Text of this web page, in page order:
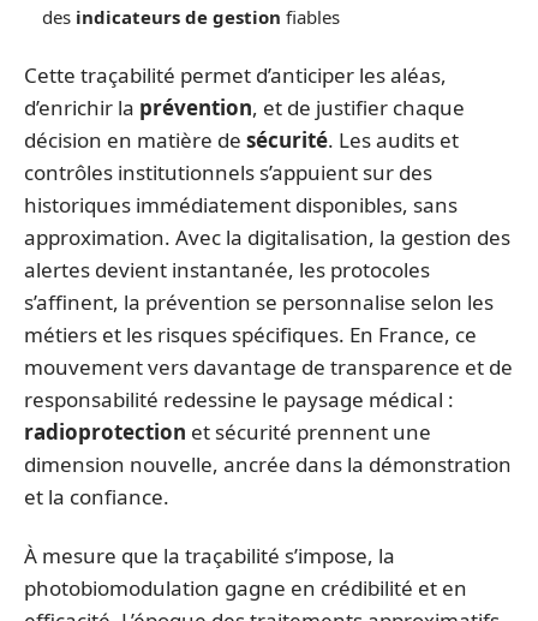
des indicateurs de gestion fiables
Cette traçabilité permet d’anticiper les aléas,
d’enrichir la prévention, et de justifier chaque
décision en matière de sécurité. Les audits et
contrôles institutionnels s’appuient sur des
historiques immédiatement disponibles, sans
approximation. Avec la digitalisation, la gestion des
alertes devient instantanée, les protocoles
s’affinent, la prévention se personnalise selon les
métiers et les risques spécifiques. En France, ce
mouvement vers davantage de transparence et de
responsabilité redessine le paysage médical :
radioprotection et sécurité prennent une
dimension nouvelle, ancrée dans la démonstration
et la confiance.
À mesure que la traçabilité s’impose, la
photobiomodulation gagne en crédibilité et en